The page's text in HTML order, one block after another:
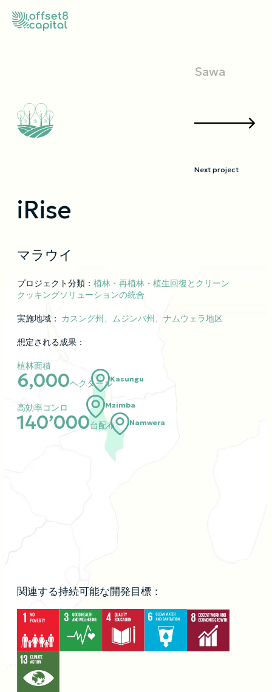
Kasungu
Mzimba
Namwera
Sawa
Next project
iRise
マラウイ
プロジェクト分類： 植林・再植林・植生回復とクリーン
クッキングソリューションの統合
実施地域： カスング州、ムジンバ州、ナムウェラ地区
想定される成果：
植林面積
6,000ヘクタール
高効率コンロ
140’000台配布
関連する持続可能な開発目標：